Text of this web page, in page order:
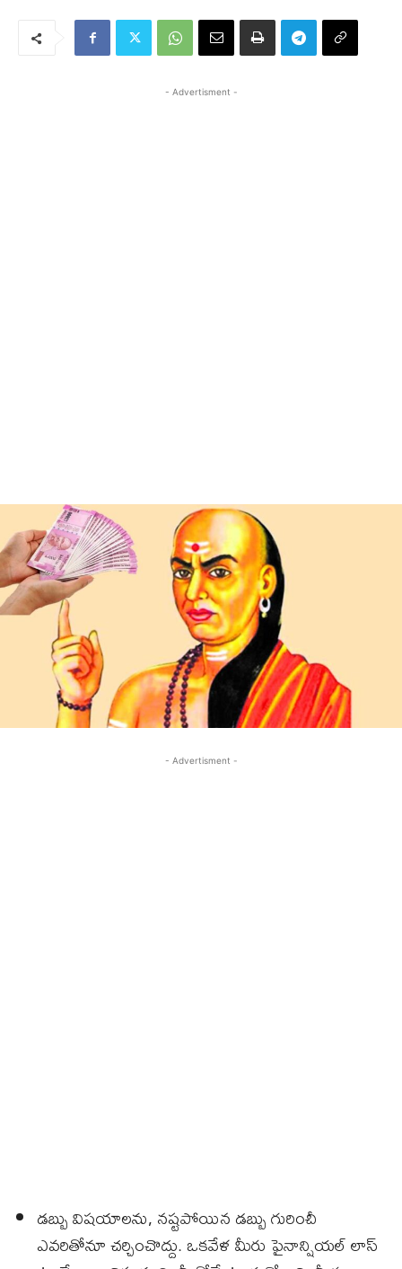
- Advertisment -
- Advertisment -
డబ్బు విషయాలను, నష్టపోయిన డబ్బు గురించీ
ఎవరితోనూ చర్చించొద్దు. ఒకవేళ మీరు ఫైనాన్షియల్ లాస్